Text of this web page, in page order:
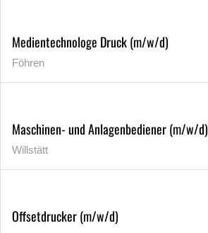
Medientechnologe Druck (m/w/d)
Föhren
Maschinen- und Anlagenbediener (m/w/d)
Willstätt
Offsetdrucker (m/w/d)